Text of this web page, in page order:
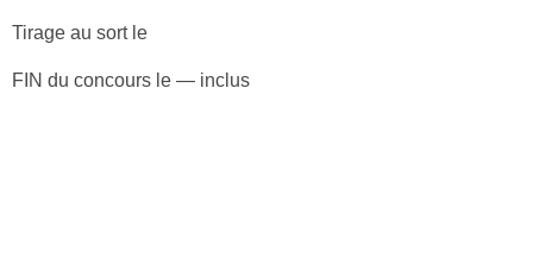
Tirage au sort le
FIN du concours le — inclus